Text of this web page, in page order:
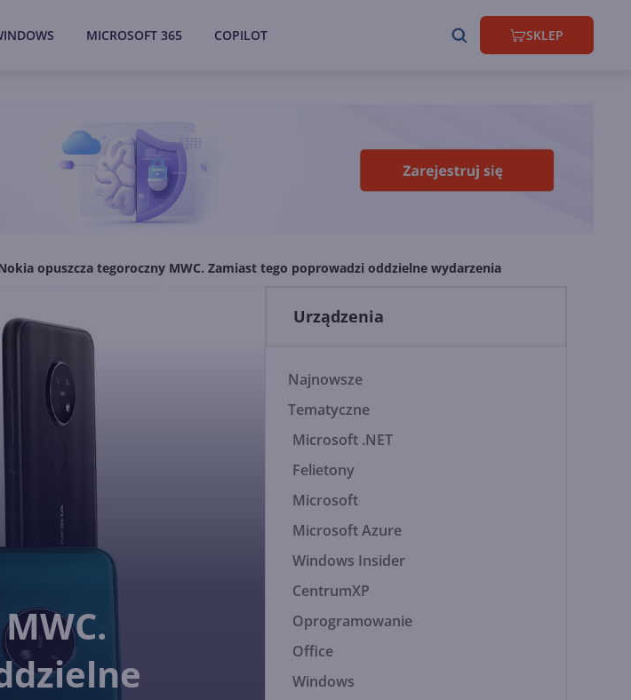
MICROSOFT 365 COPILOT SKLEP
opuszcza tegoroczny MWC. Zamiast tego poprowadzi oddzielne wydarzenia
Urządzenia
Najnowsze
Tematyczne
Microsoft .NET
Felietony
Microsoft
Microsoft Azure
Windows Insider
CentrumXP
Oprogramowanie
Office
Windows